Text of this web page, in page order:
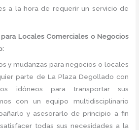
a la hora de requerir un servicio de
Locales Comerciales o Negocios
y mudanzas para negocios o locales
parte de La Plaza Degollado con
idóneos para transportar sus
con un equipo multidisciplinario
y asesorarlo de principio a fin
todas sus necesidades a la